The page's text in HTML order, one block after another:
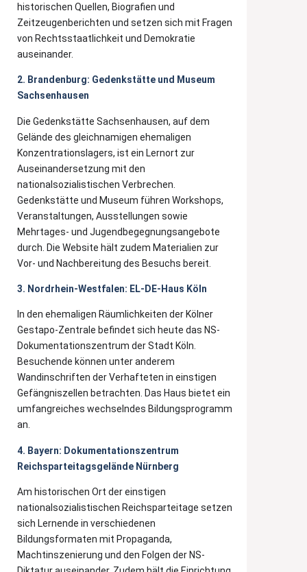
historischen Quellen, Biografien und
Zeitzeugenberichten und setzen sich mit Fragen
von Rechtsstaatlichkeit und Demokratie
auseinander.
2. Brandenburg: Gedenkstätte und Museum
Sachsenhausen
Die Gedenkstätte Sachsenhausen, auf dem
Gelände des gleichnamigen ehemaligen
Konzentrationslagers, ist ein Lernort zur
Auseinandersetzung mit den
nationalsozialistischen Verbrechen.
Gedenkstätte und Museum führen Workshops,
Veranstaltungen, Ausstellungen sowie
Mehrtages- und Jugendbegegnungsangebote
durch. Die Website hält zudem Materialien zur
Vor- und Nachbereitung des Besuchs bereit.
3. Nordrhein-Westfalen: EL-DE-Haus Köln
In den ehemaligen Räumlichkeiten der Kölner
Gestapo-Zentrale befindet sich heute das NS-
Dokumentationszentrum der Stadt Köln.
Besuchende können unter anderem
Wandinschriften der Verhafteten in einstigen
Gefängniszellen betrachten. Das Haus bietet ein
umfangreiches wechselndes Bildungsprogramm
an.
4. Bayern: Dokumentationszentrum
Reichsparteitagsgelände Nürnberg
Am historischen Ort der einstigen
nationalsozialistischen Reichsparteitage setzen
sich Lernende in verschiedenen
Bildungsformaten mit Propaganda,
Machtinszenierung und den Folgen der NS-